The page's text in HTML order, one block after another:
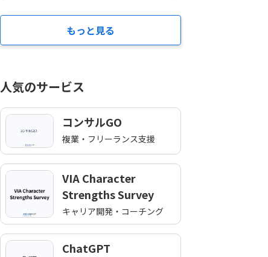
もっと見る
人気のサービス
コンサルGO
複業・フリーランス支援
VIA Character
Strengths Survey
キャリア開発・コーチング
ChatGPT